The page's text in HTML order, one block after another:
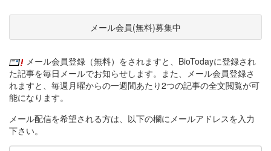
メール会員(無料)募集中
メール会員登録（無料）をされますと、BioTodayに登録され
た記事を毎日メールでお知らせします。また、メール会員登録さ
れますと、毎週月曜からの一週間あたり2つの記事の全文閲覧が可
能になります。
メール配信を希望される方は、以下の欄にメールアドレスを入力
下さい。